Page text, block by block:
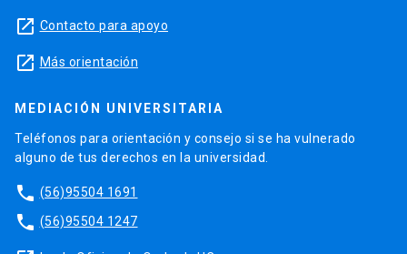
launch Contacto para apoyo
launch Más orientación
MEDIACIÓN UNIVERSITARIA
Teléfonos para orientación y consejo si se ha vulnerado
alguno de tus derechos en la universidad.
phone (56)95504 1691
phone (56)95504 1247